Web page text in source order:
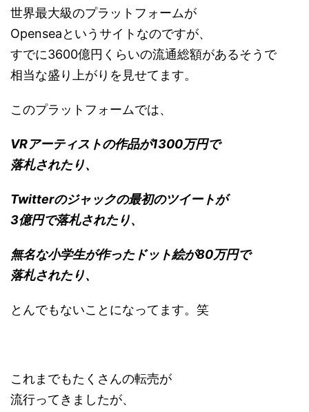
世界最大級のプラットフォームが
Openseaというサイトなのですが、
すでに3600億円くらいの流通総額があるそうで
相当な盛り上がりを見せてます。
このプラットフォームでは、
VRアーティストの作品が1300万円で
落札されたり、
Twitterのジャックの最初のツイートが
3億円で落札されたり、
無名な小学生が作ったドット絵が80万円で
落札されたり、
とんでもないことになってます。笑
これまでもたくさんの転売が
流行ってきましたが、